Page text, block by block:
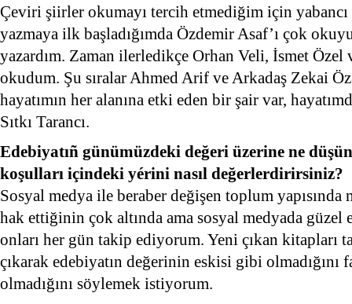
Çeviri şiirler okumayı tercih etmediğim için
yazmaya ilk başladığımda Özdemir Asaf’ı çok
yazardım. Zaman ilerledikçe Orhan Veli, İsmet
okudum. Şu sıralar Ahmed Arif ve Arkadaş Zekai
hayatımın her alanına etki eden bir şair var,
Sıtkı Tarancı.
Edebiyatıñ günümüzdeki değeri üzerine ne
koşulları içindeki yérini nasıl değerlerdirirsiniz?
Sosyal medya ile beraber değişen toplum yapısında
hak ettiğinin çok altında ama sosyal medyada güzel
onları her gün takip ediyorum. Yeni çıkan kitapları
çıkarak edebiyatın değerinin eskisi gibi olmadığını
olmadığını söylemek istiyorum.